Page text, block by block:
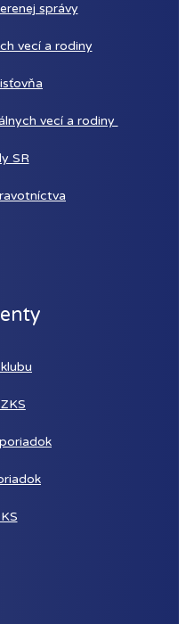
správy
vecí a rodiny
vecí a rodiny
SR
klubu